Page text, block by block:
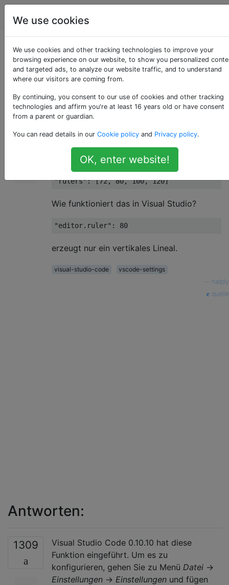
Programmierung
Vertikale Lineale in
Visual Studio Code
781
Wie können vertikale Lineale (beachten Sie
werden?
In Sublime Text 2 kann ich tun
"rulers": [72, 80, 100, 120]
Wie funktioniert das in Visual Studio?
"editor.ruler" : 80
erzeugt nur ein vertikales Lineal.
visual-studio-code
vscode-settings
nalply
quelle
Antworten:
1309
Visual Studio Code 0.10.10 hat diese
Funktion eingeführt. Um es zu
konfigurieren, gehen Sie zu Menü Datei →
Einstellungen → Einstellungen und fügen
We use cookies
We use cookies and other tracking technologies to improve your
browsing experience on our website, to show you personalized
and targeted ads, to analyze our website traffic, and to understand
where our visitors are coming from.
By continuing, you consent to our use of cookies and other tracking
technologies and affirm you're at least 16 years old or have consent
from a parent or guardian.
You can read details in our Cookie policy and Privacy policy.
OK, enter website!